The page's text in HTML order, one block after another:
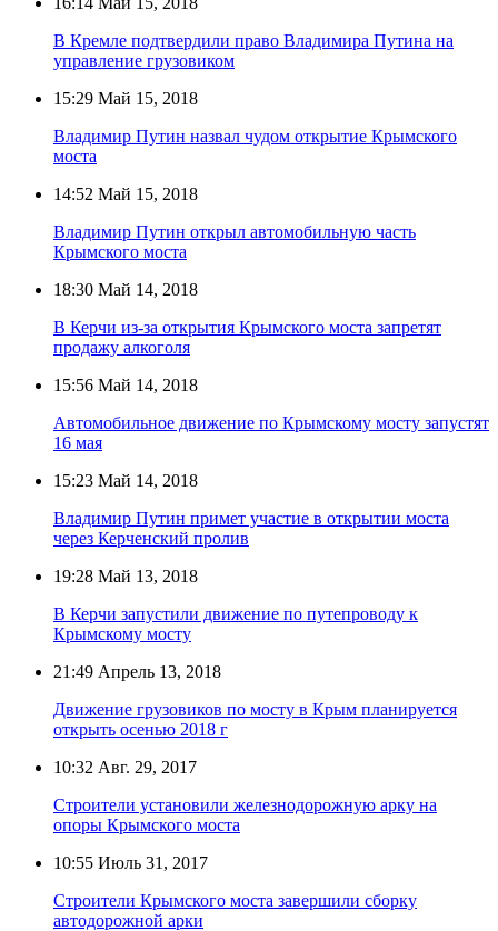
В Кремле подтвердили право Владимира Путина на
управление грузовиком
15:29 Май 15, 2018
Владимир Путин назвал чудом открытие Крымского
моста
14:52 Май 15, 2018
Владимир Путин открыл автомобильную часть
Крымского моста
18:30 Май 14, 2018
В Керчи из-за открытия Крымского моста запретят
продажу алкоголя
15:56 Май 14, 2018
Автомобильное движение по Крымскому мосту запустят
16 мая
15:23 Май 14, 2018
Владимир Путин примет участие в открытии моста
через Керченский пролив
19:28 Май 13, 2018
В Керчи запустили движение по путепроводу к
Крымскому мосту
21:49 Апрель 13, 2018
Движение грузовиков по мосту в Крым планируется
открыть осенью 2018 г
10:32 Авг. 29, 2017
Строители установили железнодорожную арку на
опоры Крымского моста
10:55 Июль 31, 2017
Строители Крымского моста завершили сборку
автодорожной арки